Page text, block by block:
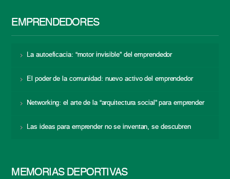
EMPRENDEDORES
La autoeficacia: “motor invisible” del emprendedor
El poder de la comunidad: nuevo activo del emprendedor
Networking: el arte de la “arquitectura social” para emprender
Las ideas para emprender no se inventan, se descubren
MEMORIAS DEPORTIVAS